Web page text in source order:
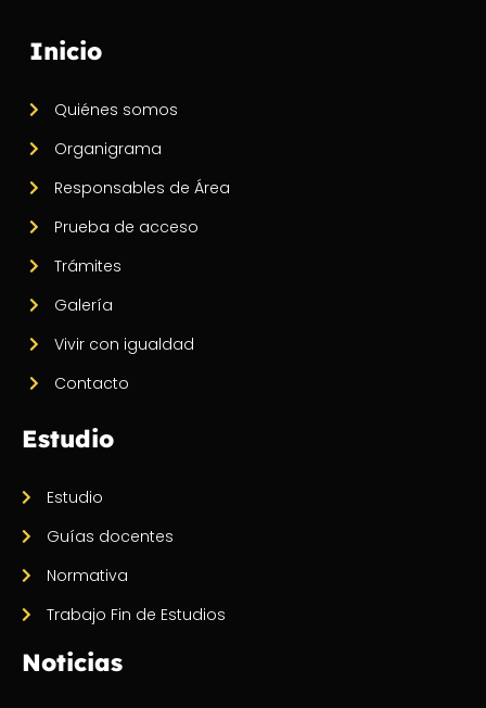
Inicio
Quiénes somos
Organigrama
Responsables de Área
Prueba de acceso
Trámites
Galería
Vivir con igualdad
Contacto
Estudio
Estudio
Guías docentes
Normativa
Trabajo Fin de Estudios
Noticias